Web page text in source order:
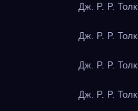
Дж. Р. Р.
Дж. Р. Р.
Дж. Р. Р.
Дж. Р. Р.